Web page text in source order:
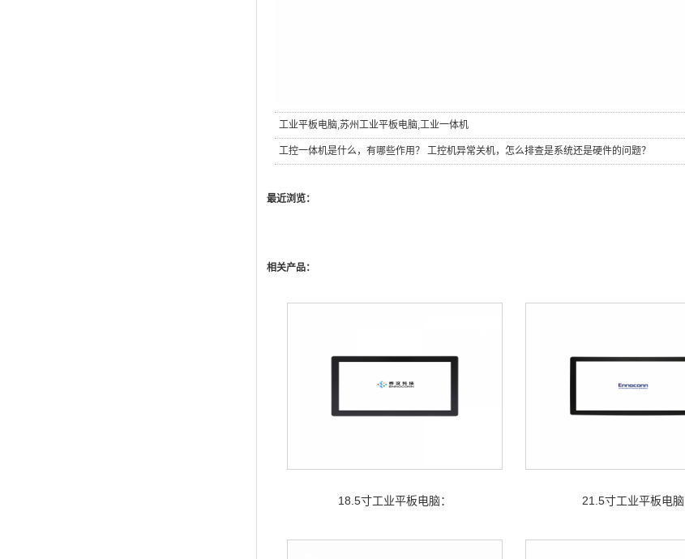
工业平板电脑,苏州工业平板电脑,工业一体机
工控一体机是什么，有哪些作用？ 工控机异常关机，怎么排查是系统还是硬件的问题？
最近浏览：
相关产品：
18.5寸工业平板电脑： 21.5寸工业平板电脑